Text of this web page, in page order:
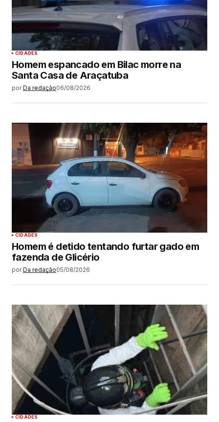
CIDADES
Homem espancado em Bilac morre na
Santa Casa de Araçatuba
por Da redação06/08/2026
CIDADES
Homem é detido tentando furtar gado em
fazenda de Glicério
por Da redação05/08/2026
CIDADES